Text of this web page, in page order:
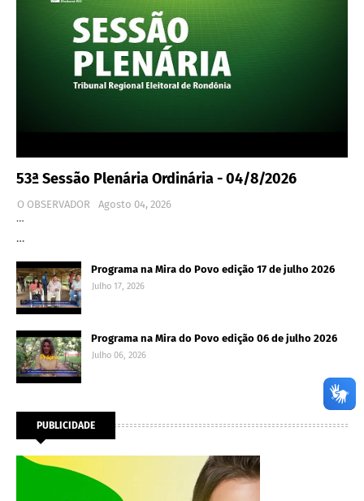
53ª Sessão Plenária Ordinária - 04/8/2026
O OBSERVADOR
Agosto 04, 2026
…
…
Programa na Mira do Povo edição 17 de julho 2026
Julho 17, 2026
Programa na Mira do Povo edição 06 de julho 2026
Julho 06, 2026
PUBLICIDADE